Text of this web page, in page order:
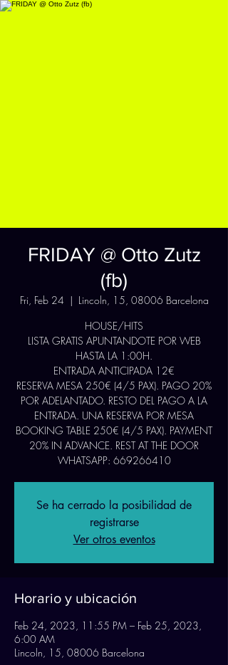
FRIDAY @ Otto Zutz
(fb)
Fri, Feb 24
  |
Lincoln, 15, 08006 Barcelona
HOUSE/HITS
LISTA GRATIS APUNTANDOTE POR WEB
HASTA LA 1:00H.
ENTRADA ANTICIPADA 12€
RESERVA MESA 250€ (4/5 PAX). PAGO 20%
POR ADELANTADO. RESTO DEL PAGO A LA
ENTRADA. UNA RESERVA POR MESA
BOOKING TABLE 250€ (4/5 PAX). PAYMENT
20% IN ADVANCE. REST AT THE DOOR
WHATSAPP: 669266410
Se ha cerrado la posibilidad de
registrarse
Ver otros eventos
Horario y ubicación
Feb 24, 2023, 11:55 PM – Feb 25, 2023,
6:00 AM
Lincoln, 15, 08006 Barcelona